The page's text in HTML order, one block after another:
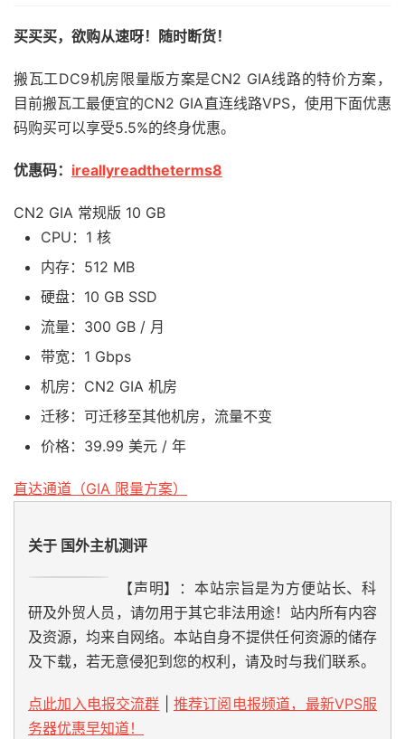
买买买，欲购从速呀！随时断货！
搬瓦工DC9机房限量版方案是CN2 GIA线路的特价方案，
目前搬瓦工最便宜的CN2 GIA直连线路VPS，使用下面优惠
码购买可以享受5.5%的终身优惠。
优惠码： ireallyreadtheterms8
CN2 GIA 常规版 10 GB
CPU：1 核
内存：512 MB
硬盘：10 GB SSD
流量：300 GB / 月
带宽：1 Gbps
机房：CN2 GIA 机房
迁移：可迁移至其他机房，流量不变
价格：39.99 美元 / 年
直达通道（GIA 限量方案）
关于 国外主机测评
【声明】：本站宗旨是为方便站长、科
研及外贸人员，请勿用于其它非法用途！站内所有内容
及资源，均来自网络。本站自身不提供任何资源的储存
及下载，若无意侵犯到您的权利，请及时与我们联系。
点此加入电报交流群
推荐订阅电报频道，最新VPS服
务器优惠早知道！